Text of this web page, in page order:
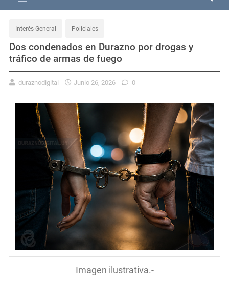
Interés General Policiales
Dos condenados en Durazno por drogas y
tráfico de armas de fuego
duraznodigital Junio 26, 2026 0
Imagen ilustrativa.-